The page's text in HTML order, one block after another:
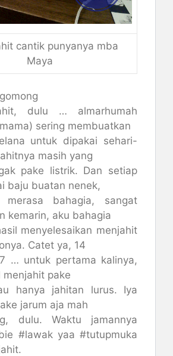
cantik punyanya mba
Maya
dulu … almarhumah
sering membuatkan
untuk dipakai sehari-
masih yang
pake listrik. Dan setiap
baju buatan nenek,
bahagia, sangat
kemarin, aku bahagia
menyelesaikan menjahit
Catet ya, 14
… untuk pertama kalinya,
menjahit pake
hanya jahitan lurus. Iya
jarum aja mah
dulu. Waktu jamannya
#lawak yaa #tutupmuka